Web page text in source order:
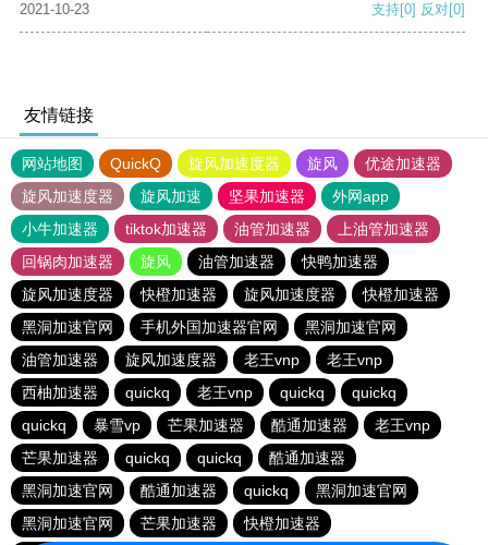
2021-10-23 支持[0] 反对[0]
友情链接
网站地图 QuickQ 旋风加速度器 旋风
优途加速器
旋风加速度器
旋风加速 坚果加速器
外网app
小牛加速器
tiktok加速器 油管加速器
上油管加速器
回锅肉加速器
旋风 油管加速器
快鸭加速器
旋风加速度器
快橙加速器 旋风加速度器
快橙加速器
黑洞加速官网
手机外国加速器官网
黑洞加速官网
油管加速器
旋风加速度器 老王vnp
老王vnp
西柚加速器
quickq 老王vnp quickq
quickq
quickq
暴雪vp 芒果加速器 酷通加速器
老王vnp
芒果加速器
quickq quickq
酷通加速器
黑洞加速官网
酷通加速器 quickq
黑洞加速官网
黑洞加速官网
芒果加速器 快橙加速器